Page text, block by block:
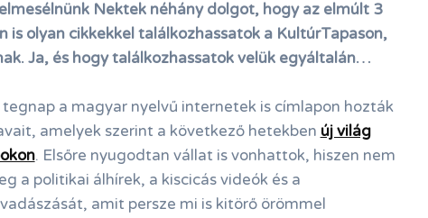
Nektek néhány dolgot, hogy az elmúlt 3
is olyan cikkekkel találkozhassatok a KultúrTapason,
Ja, és hogy találkozhassatok velük egyáltalán…
tegnap a magyar nyelvű internetek is címlapon hozták
amelyek szerint a következő hetekben új világ
. Elsőre nyugodtan vállat is vonhattok, hiszen nem
a politikai álhírek, a kiscicás videók és a
amit persze mi is kitörő örömmel